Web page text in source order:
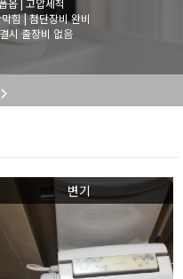
힘 | 첨단장비 완비
시 출장비 없음
변기